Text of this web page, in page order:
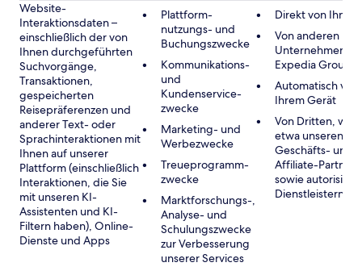
Website-
Interaktionsdaten –
einschließlich der von
Ihnen durchgeführten
Suchvorgänge,
Transaktionen,
gespeicherten
Reisepräferenzen und
anderer Text- oder
Sprachinteraktionen mit
Ihnen auf unserer
Plattform (einschließlich
Interaktionen, die Sie
mit unseren KI-
Assistenten und KI-
Filtern haben), Online-
Dienste und Apps
Plattform-
nutzungs- und
Buchungszwecke
Kommunikations-
und
Kundenservice-
zwecke
Marketing- und
Werbezwecke
Treueprogramm-
zwecke
Marktforschungs-,
Analyse- und
Schulungszwecke
zur Verbesserung
unserer Services
Direkt von Ihnen
Von anderen
Unternehmen
Expedia Group
Automatisch von
Ihrem Gerät
Von Dritten, wie
etwa unseren
Geschäfts- und
Affiliate-Partnern
sowie
Dienstleistern